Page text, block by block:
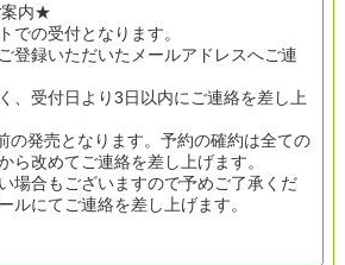
案内★
での受付となります。
登録いただいたメールアドレスへご連
、受付日より3日以内にご連絡を差し上
の発売となります。予約の確約は全ての
ら改めてご連絡を差し上げます。
場合もございますので予めご了承くだ
ルにてご連絡を差し上げます。